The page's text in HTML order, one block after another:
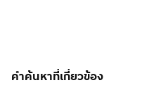
คำค้นหาที่เกี่ยวข้อง